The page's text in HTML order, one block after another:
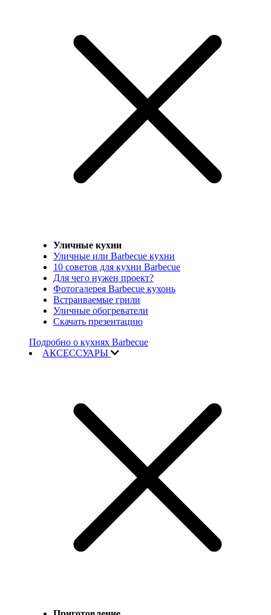
Уличные кухни
Уличные или Barbecue кухни
10 советов для кухни Barbecue
Для чего нужен проект?
Фотогалерея Barbecue кухонь
Встраиваемые грили
Уличные обогреватели
Скачать презентацию
Подробно о кухнях Barbecue
АКСЕССУАРЫ